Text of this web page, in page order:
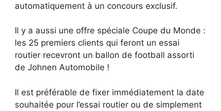
automatiquement à un concours exclusif.
Il y a aussi une offre spéciale Coupe du Monde :
les 25 premiers clients qui feront un essai
routier recevront un ballon de football assorti
de Johnen Automobile !
Il est préférable de fixer immédiatement la date
souhaitée pour l’essai routier ou de simplement